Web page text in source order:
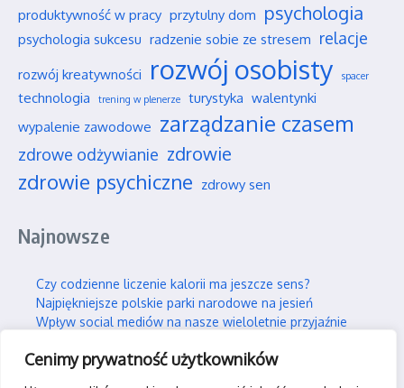
Cenimy prywatność użytkowników
produktywność w pracy przytulny dom psychologia
psychologia sukcesu radzenie sobie ze stresem relacje
rozwój kreatywności rozwój osobisty spacer
technologia trening w plenerze turystyka walentynki
wypalenie zawodowe zarządzanie czasem
zdrowe odżywianie zdrowie
zdrowie psychiczne zdrowy sen
Najnowsze
Czy codzienne liczenie kalorii ma jeszcze sens?
Najpiękniejsze polskie parki narodowe na jesień
Wpływ social mediów na nasze wieloletnie przyjaźnie
Jak skutecznie wspierać swojego partnera w silnym stresie?